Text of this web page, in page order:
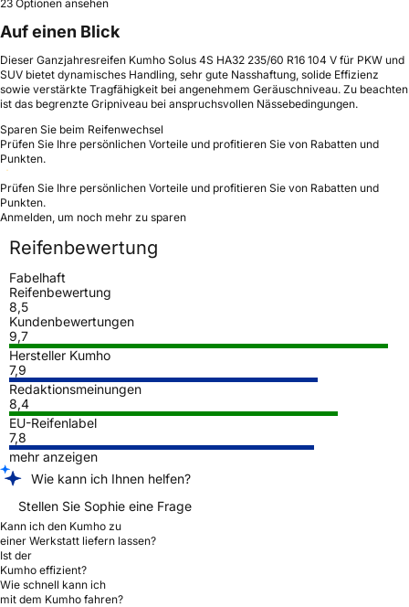
23 Optionen ansehen
Auf einen Blick
Dieser Ganzjahresreifen Kumho Solus 4S HA32 235/60 R16 104 V für PKW und
SUV bietet dynamisches Handling, sehr gute Nasshaftung, solide Effizienz
sowie verstärkte Tragfähigkeit bei angenehmem Geräuschniveau. Zu beachten
ist das begrenzte Gripniveau bei anspruchsvollen Nässebedingungen.
Sparen Sie beim Reifenwechsel
Prüfen Sie Ihre persönlichen Vorteile und profitieren Sie von Rabatten und
Punkten.
Prüfen Sie Ihre persönlichen Vorteile und profitieren Sie von Rabatten und
Punkten.
Anmelden, um noch mehr zu sparen
Reifenbewertung
Fabelhaft
Reifenbewertung
8,5
Kundenbewertungen
9,7
Hersteller Kumho
7,9
Redaktionsmeinungen
8,4
EU-Reifenlabel
7,8
mehr anzeigen
Wie kann ich Ihnen helfen?
Stellen Sie Sophie eine Frage
Kann ich den Kumho zu
einer Werkstatt liefern lassen?
Ist der
Kumho effizient?
Wie schnell kann ich
mit dem Kumho fahren?